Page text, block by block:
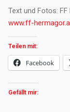
Text und Fotos:
www.ff-
Teilen mit:
Facebook
Gefällt mir: